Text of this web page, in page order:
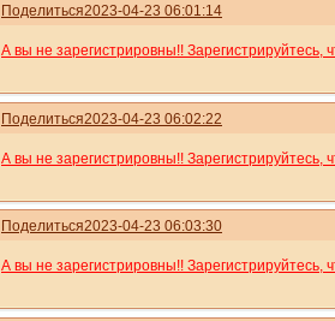
Поделиться2023-04-23 06:01:14
А вы не зарегистрировны!! Зарегистрируйтесь,
Поделиться2023-04-23 06:02:22
А вы не зарегистрировны!! Зарегистрируйтесь,
Поделиться2023-04-23 06:03:30
А вы не зарегистрировны!! Зарегистрируйтесь,